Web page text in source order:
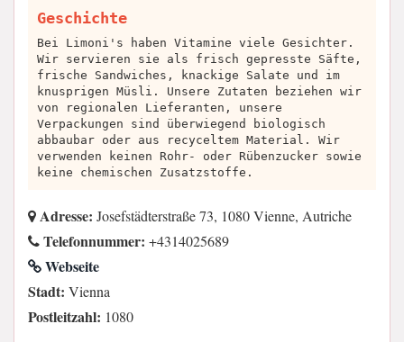
Geschichte
Bei Limoni's haben Vitamine viele Gesichter.
Wir servieren sie als frisch gepresste Säfte,
frische Sandwiches, knackige Salate und im
knusprigen Müsli. Unsere Zutaten beziehen wir
von regionalen Lieferanten, unsere
Verpackungen sind überwiegend biologisch
abbaubar oder aus recyceltem Material. Wir
verwenden keinen Rohr- oder Rübenzucker sowie
keine chemischen Zusatzstoffe.
Adresse: Josefstädterstraße 73, 1080 Vienne, Autriche
Telefonnummer: +4314025689
Webseite
Stadt: Vienna
Postleitzahl: 1080